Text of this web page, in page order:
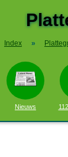
Index »
Nieuws